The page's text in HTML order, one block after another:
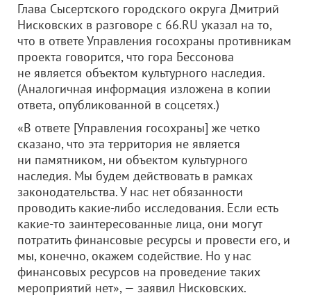
Глава Сысертского городского округа Дмитрий
Нисковских в разговоре с 66.RU указал на то,
что в ответе Управления госохраны противникам
проекта говорится, что гора Бессонова
не является объектом культурного наследия.
(Аналогичная информация изложена в копии
ответа, опубликованной в соцсетях.)
«В ответе [Управления госохраны] же четко
сказано, что эта территория не является
ни памятником, ни объектом культурного
наследия. Мы будем действовать в рамках
законодательства. У нас нет обязанности
проводить какие-либо исследования. Если есть
какие-то заинтересованные лица, они могут
потратить финансовые ресурсы и провести его, и
мы, конечно, окажем содействие. Но у нас
финансовых ресурсов на проведение таких
мероприятий нет», — заявил Нисковских.